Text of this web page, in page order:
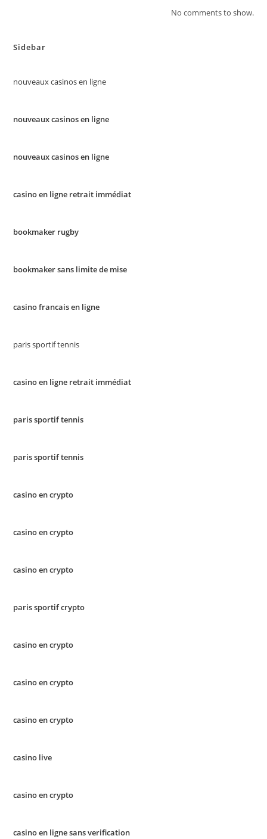
No comments to show.
Sidebar
nouveaux casinos en ligne
nouveaux casinos en ligne
nouveaux casinos en ligne
casino en ligne retrait immédiat
bookmaker rugby
bookmaker sans limite de mise
casino francais en ligne
paris sportif tennis
casino en ligne retrait immédiat
paris sportif tennis
paris sportif tennis
casino en crypto
casino en crypto
casino en crypto
paris sportif crypto
casino en crypto
casino en crypto
casino en crypto
casino live
casino en crypto
casino en ligne sans verification